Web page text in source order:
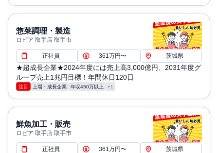
惣菜調理・製造
ロピア 取手店 取手市
正社員 361万円〜 茨城県
★超成長企業★2024年度には売上高3,000億円、2031年度グ
ループ売上1兆円目標！年間休日120日
注目 上場・成長企業 年収450万以上 +1
鮮魚加工・販売
ロピア 取手店 取手市
正社員 361万円〜 茨城県